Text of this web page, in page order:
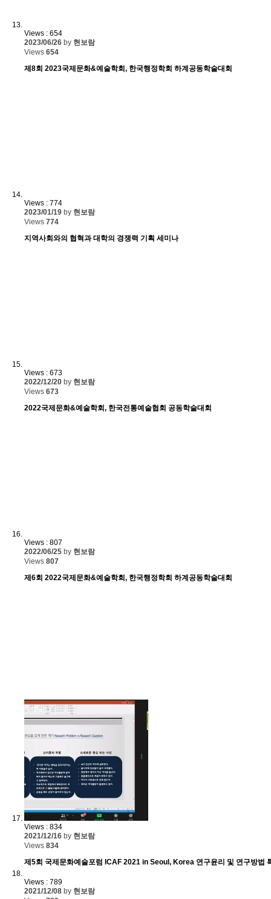
Views : 654
2023/06/26 by 현보람
Views 654
제8회 2023국제문화&예술학회, 한국행정학회 하계공동학술대회
Views : 774
2023/01/19 by 현보람
Views 774
지역사회와의 협혁과 대학의 경쟁력 기획 세미나
Views : 673
2022/12/20 by 현보람
Views 673
2022국제문화&예술학회, 한국전통예술협회 공동학술대회
Views : 807
2022/06/25 by 현보람
Views 807
제6회 2022국제문화&예술학회, 한국행정학회 하계공동학술대회
Views : 834
2021/12/16 by 현보람
Views 834
제5회 국제문화예술포럼 ICAF 2021 in Seoul, Korea 연구윤리 및 연구방법
Views : 789
2021/12/08 by 현보람